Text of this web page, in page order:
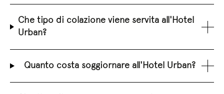
Che tipo di colazione viene servita all'Hotel
Urban?
Quanto costa soggiornare all'Hotel Urban?